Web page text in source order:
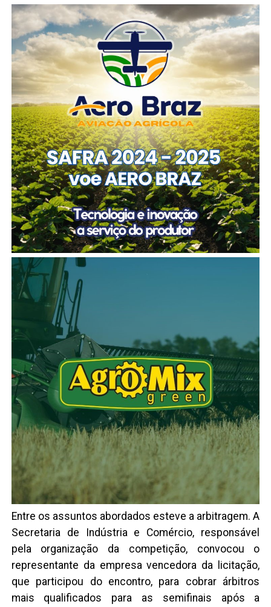
Entre os assuntos abordados esteve a arbitragem. A
Secretaria de Indústria e Comércio, responsável
pela organização da competição, convocou o
representante da empresa vencedora da licitação,
que participou do encontro, para cobrar árbitros
mais qualificados para as semifinais após a